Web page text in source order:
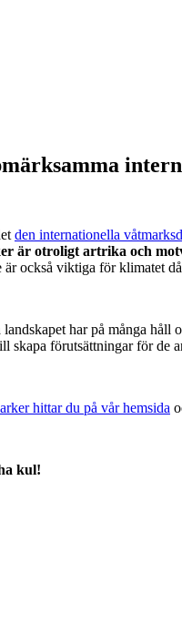
den internationella
är otroligt artrika och
också viktiga för klimatet
har på många
skapa förutsättningar för de
hittar du på vår hemsida
kul!